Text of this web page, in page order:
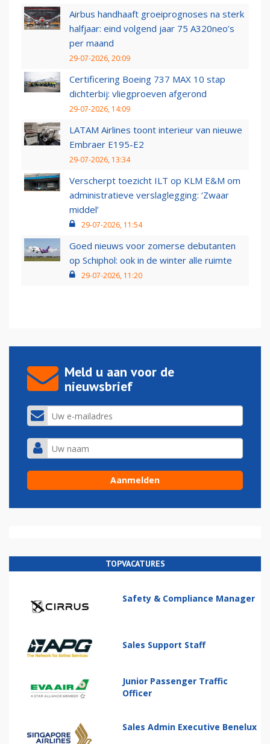
Airbus handhaaft groeiprognoses na sterk
halfjaar: eind volgend jaar 75 A320neo’s
per maand
29-07-2026, 20:09
Certificering Boeing 737 MAX 10 stap
dichterbij: vliegproeven afgerond
29-07-2026, 14:09
LATAM Airlines toont interieur van nieuwe
Embraer E195-E2
29-07-2026, 13:34
Verscherpt toezicht ILT op KLM E&M om
administratieve verslaglegging: ‘Zwaar
middel’
29-07-2026, 11:54
Goed nieuws voor zomerse debutanten
op Schiphol: ook in de winter alle ruimte
29-07-2026, 11:20
Meld u aan voor de
nieuwsbrief
TOPVACATURES
Safety & Compliance Manager
Sales Support Staff
Junior Passenger Traffic
Officer
Sales Admin Executive Benelux